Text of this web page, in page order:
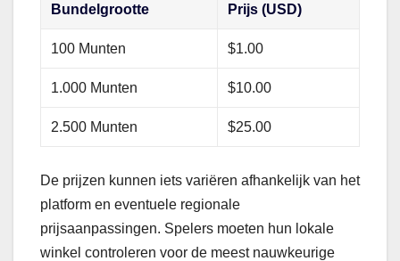
Bundelgrootte Prijs (USD)
100 Munten $1.00
1.000 Munten $10.00
2.500 Munten $25.00
De prijzen kunnen iets variëren afhankelijk van het
platform en eventuele regionale
prijsaanpassingen. Spelers moeten hun lokale
winkel controleren voor de meest nauwkeurige